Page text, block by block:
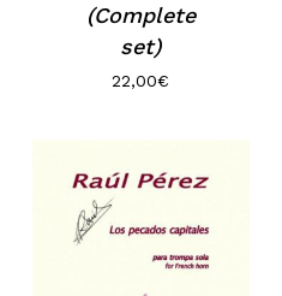
(Complete
set)
22,00€